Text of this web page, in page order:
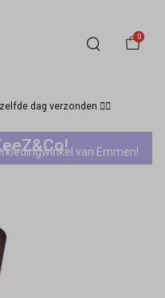
0
dag verzonden 🏃‍♀️
van Emmen!